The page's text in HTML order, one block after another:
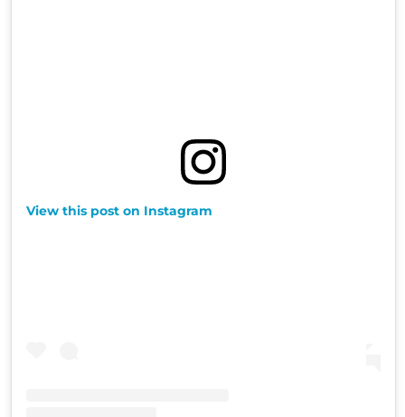
View this post on Instagram